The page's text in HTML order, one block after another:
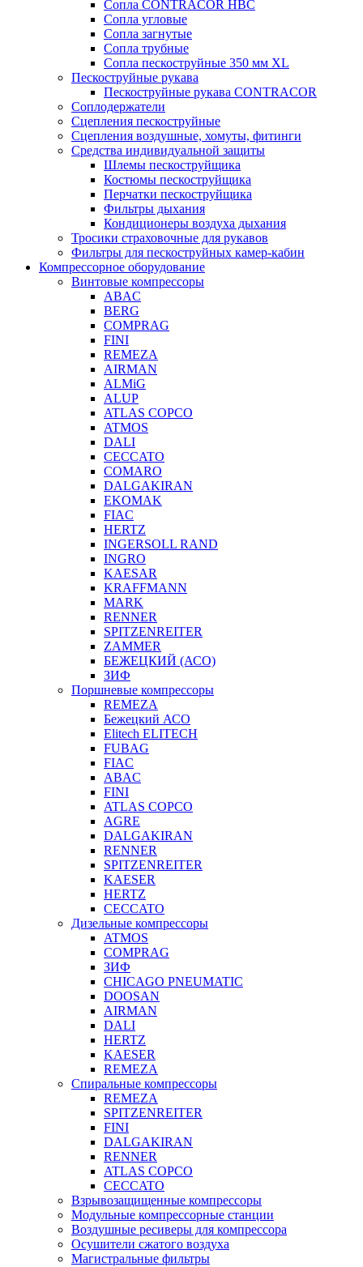
Сопла CONTRACOR HBC
Сопла угловые
Сопла загнутые
Сопла трубные
Сопла пескоструйные 350 мм XL
Пескоструйные рукава
Пескоструйные рукава CONTRACOR
Соплодержатели
Сцепления пескоструйные
Сцепления воздушные, хомуты, фитинги
Средства индивидуальной защиты
Шлемы пескоструйщика
Костюмы пескоструйщика
Перчатки пескоструйщика
Фильтры дыхания
Кондиционеры воздуха дыхания
Тросики страховочные для рукавов
Фильтры для пескоструйных камер-кабин
Компрессорное оборудование
Винтовые компрессоры
ABAC
BERG
COMPRAG
FINI
REMEZA
AIRMAN
ALMiG
ALUP
ATLAS COPCO
ATMOS
DALI
CECCATO
COMARO
DALGAKIRAN
EKOMAK
FIAC
HERTZ
INGERSOLL RAND
INGRO
KAESAR
KRAFFMANN
MARK
RENNER
SPITZENREITER
ZAMMER
БЕЖЕЦКИЙ (АСО)
ЗИФ
Поршневые компрессоры
REMEZA
Бежецкий АСО
Elitech ELITECH
FUBAG
FIAC
ABAC
FINI
ATLAS COPCO
AGRE
DALGAKIRAN
RENNER
SPITZENREITER
KAESER
HERTZ
CECCATO
Дизельные компрессоры
ATMOS
COMPRAG
ЗИФ
CHICAGO PNEUMATIC
DOOSAN
AIRMAN
DALI
HERTZ
KAESER
REMEZA
Спиральные компрессоры
REMEZA
SPITZENREITER
FINI
DALGAKIRAN
RENNER
ATLAS COPCO
CECCATO
Взрывозащищенные компрессоры
Модульные компрессорные станции
Воздушные ресиверы для компрессора
Осушители сжатого воздуха
Магистральные фильтры